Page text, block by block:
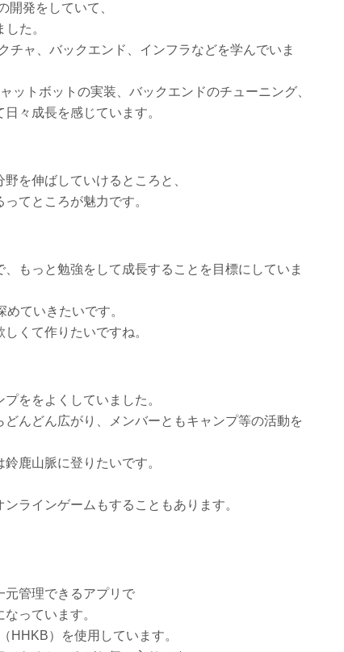
開発をしていて、
た。
チャ、バックエンド、インフラなどを学んでいま
ットボットの実装、バックエンドのチューニング、
々成長を感じています。
を伸ばしていけるところと、
てところが魅力です。
もっと勉強をして成長することを目標にしていま
ていきたいです。
くて作りたいですね。
ををよくしていました。
んどん広がり、メンバーともキャンプ等の活動を
鹿山脈に登りたいです。
ラインゲームもすることもあります。
元管理できるアプリで
っています。
HHKB）を使用しています。